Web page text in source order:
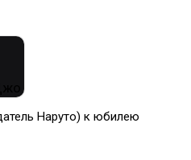
Наруто) к юбилею